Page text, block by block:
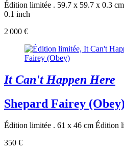
Édition limitée . 59.7 x 59.7 x 0.3 cm
0.1 inch
2 000 €
It Can't Happen Here
Shepard Fairey (Obey)
Édition limitée . 61 x 46 cm Édition
350 €